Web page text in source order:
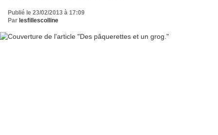
Publié le 23/02/2013 à 17:09
Par lesfillescolline